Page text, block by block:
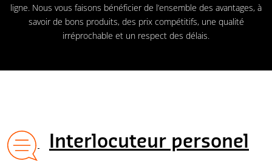
ligne. Nous vous faisons bénéficier de l’ensemble des avantages, à
savoir de bons produits, des prix compétitifs, une qualité
irréprochable et un respect des délais.
Interlocuteur personel